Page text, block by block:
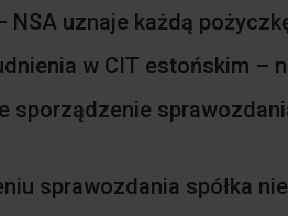
NSA uznaje każdą
w CIT estońskim –
sporządzenie
sprawozdania spółka